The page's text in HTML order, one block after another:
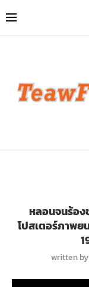
หลอนจนร้อ
โปสเตอร์ภาพย
written by